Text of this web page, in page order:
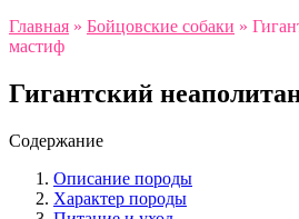
Главная » Бойцовские собаки »
мастиф
Гигантский
Содержание
Описание породы
Характер породы